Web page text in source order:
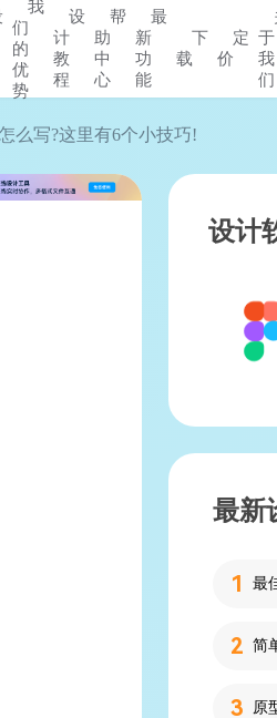
我
们
的
优
势
设
计
教
程
帮
助
中
心
最
新
功
能
下
载
定
价
于
我
们
么写?这里有6个小技巧!
设计
最新
简